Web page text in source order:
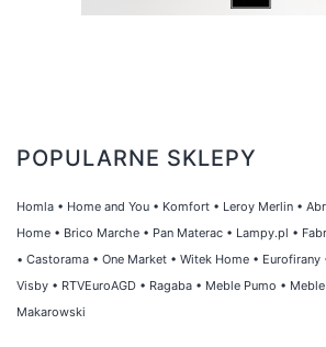
POPULARNE SKLEPY
Homla • Home and You • Komfort • Leroy Merlin •
Home • Brico Marche • Pan Materac • Lampy.pl •
• Castorama • One Market • Witek Home • Eurofirany
Visby • RTVEuroAGD • Ragaba • Meble Pumo •
Makarowski